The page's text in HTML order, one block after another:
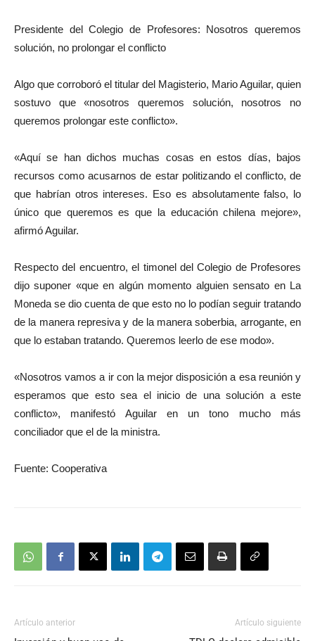
Presidente del Colegio de Profesores: Nosotros queremos
solución, no prolongar el conflicto
Algo que corroboró el titular del Magisterio, Mario Aguilar, quien
sostuvo que «nosotros queremos solución, nosotros no
queremos prolongar este conflicto».
«Aquí se han dichos muchas cosas en estos días, bajos
recursos como acusarnos de estar politizando el conflicto, de
que habrían otros intereses. Eso es absolutamente falso, lo
único que queremos es que la educación chilena mejore»,
afirmó Aguilar.
Respecto del encuentro, el timonel del Colegio de Profesores
dijo suponer «que en algún momento alguien sensato en La
Moneda se dio cuenta de que esto no lo podían seguir tratando
de la manera represiva y de la manera soberbia, arrogante, en
que lo estaban tratando. Queremos leerlo de ese modo».
«Nosotros vamos a ir con la mejor disposición a esa reunión y
esperamos que esto sea el inicio de una solución a este
conflicto», manifestó Aguilar en un tono mucho más
conciliador que el de la ministra.
Fuente: Cooperativa
Artículo anterior Artículo siguiente